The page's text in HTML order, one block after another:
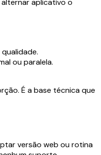
ou paralela.
É a base técnica que
versão web ou rotina